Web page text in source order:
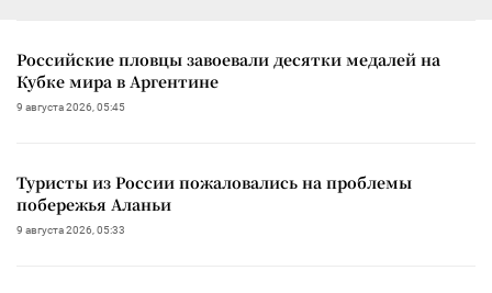
Российские пловцы завоевали десятки медалей на
Кубке мира в Аргентине
9 августа 2026, 05:45
Туристы из России пожаловались на проблемы
побережья Аланьи
9 августа 2026, 05:33